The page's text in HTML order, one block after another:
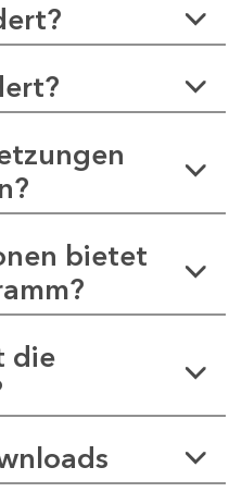
bietet
die